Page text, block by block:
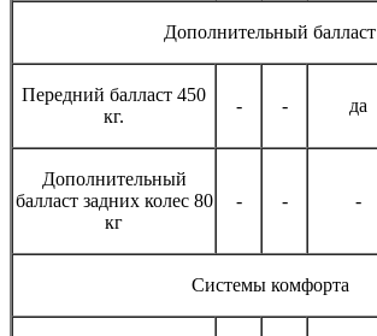
Дополнительный балласт
Передний балласт 450
кг.
- - да
Дополнительный
балласт задних колес 80
кг
- - -
Системы комфорта